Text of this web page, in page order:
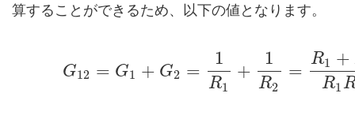
算することができるため、以下の値となります。
G12 = G1 + G2 =
1
R1
+
1
R2
=
R1 +
R1